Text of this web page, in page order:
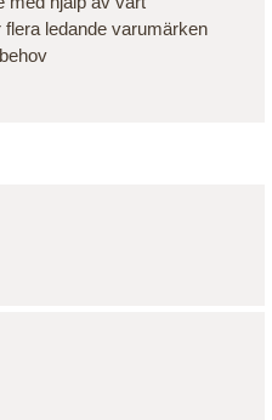
ledande varumärken